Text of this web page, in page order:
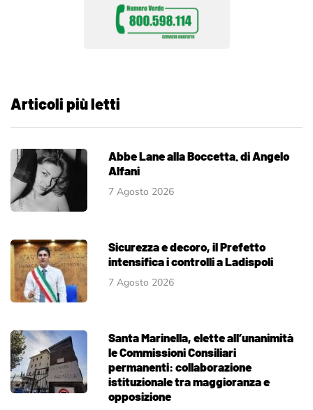
Articoli più letti
Abbe Lane alla Boccetta. di Angelo
Alfani
7 Agosto 2026
Sicurezza e decoro, il Prefetto
intensifica i controlli a Ladispoli
7 Agosto 2026
Santa Marinella, elette all’unanimità
le Commissioni Consiliari
permanenti: collaborazione
istituzionale tra maggioranza e
opposizione